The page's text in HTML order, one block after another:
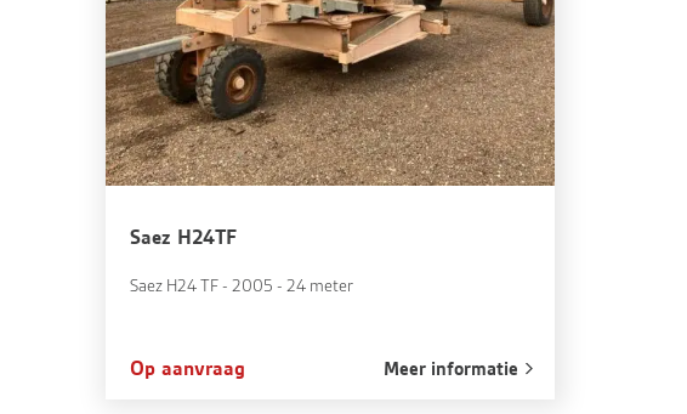
Saez H24TF
Saez H24 TF - 2005 - 24 meter
Op aanvraag Meer informatie